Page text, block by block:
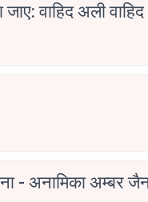
वाहिद अली वाहिद
मोहब्बत के सफ़र को एक हँसी आग़ाज़ दे देना - अनामिका अम्बर